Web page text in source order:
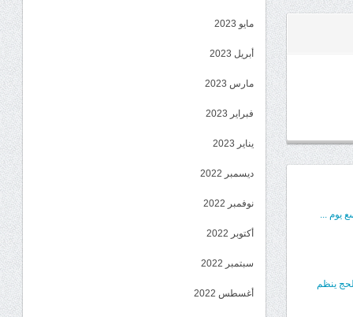
يوم ...
لحج ينظم
مايو 2023
أبريل 2023
مارس 2023
فبراير 2023
يناير 2023
ديسمبر 2022
نوفمبر 2022
أكتوبر 2022
سبتمبر 2022
أغسطس 2022